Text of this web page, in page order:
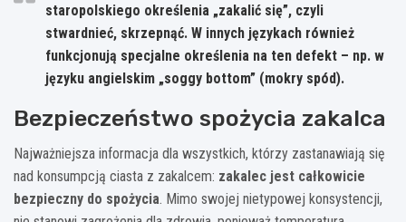
staropolskiego określenia „zakalić się”, czyli
stwardnieć, skrzepnąć. W innych językach również
funkcjonują specjalne określenia na ten defekt – np. w
języku angielskim „soggy bottom” (mokry spód).
Bezpieczeństwo spożycia zakalca
Najważniejsza informacja dla wszystkich, którzy zastanawiają się
nad konsumpcją ciasta z zakalcem: zakalec jest całkowicie
bezpieczny do spożycia. Mimo swojej nietypowej konsystencji,